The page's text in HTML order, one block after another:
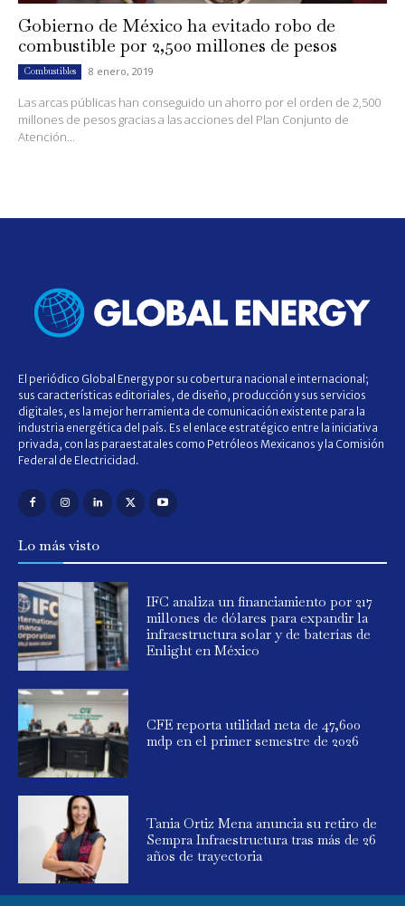
Gobierno de México ha evitado robo de
combustible por 2,500 millones de pesos
Combustibles 8 enero, 2019
Las arcas públicas han conseguido un ahorro por el orden de 2,500
millones de pesos gracias a las acciones del Plan Conjunto de
Atención...
El periódico Global Energy por su cobertura nacional e internacional;
sus características editoriales, de diseño, producción y sus servicios
digitales, es la mejor herramienta de comunicación existente para la
industria energética del país. Es el enlace estratégico entre la iniciativa
privada, con las paraestatales como Petróleos Mexicanos y la Comisión
Federal de Electricidad.
Lo más visto
IFC analiza un financiamiento por 217
millones de dólares para expandir la
infraestructura solar y de baterías de
Enlight en México
CFE reporta utilidad neta de 47,600
mdp en el primer semestre de 2026
Tania Ortiz Mena anuncia su retiro de
Sempra Infraestructura tras más de 26
años de trayectoria